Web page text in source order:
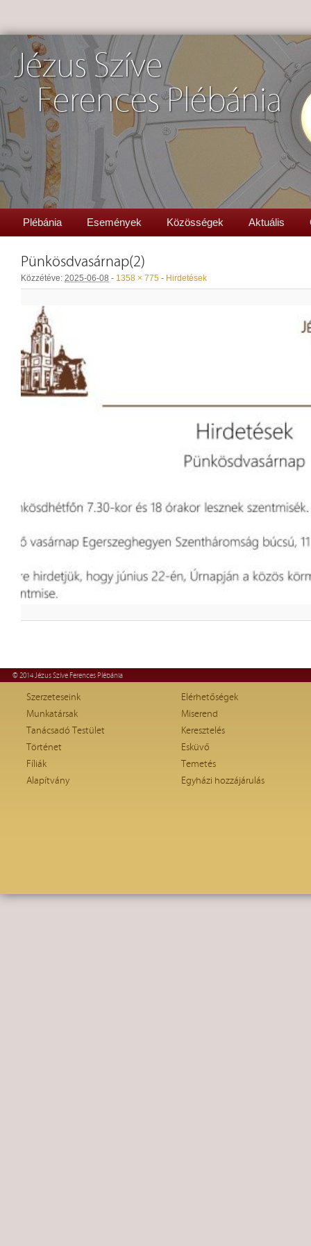
Jézus Szíve
Ferences Plébánia
Plébánia Események Közösségek Aktuális
Pünkösdvasárnap(2)
Közzétéve: 2025-06-08 - 1358 × 775 - Hirdetések
© 2014 Jézus Szíve Ferences Plébánia
Szerzeteseink
Munkatársak
Tanácsadó Testület
Történet
Fíliák
Alapítvány
Elérhetőségek
Miserend
Keresztelés
Esküvő
Temetés
Egyházi hozzájárulás